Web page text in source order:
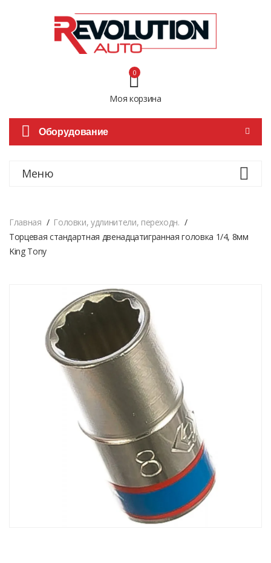
Моя корзина
0
Оборудование
Меню
Главная
Головки, удлинители, переходн.
Торцевая стандартная двенадцатигранная головка 1/4, 8мм
King Tony